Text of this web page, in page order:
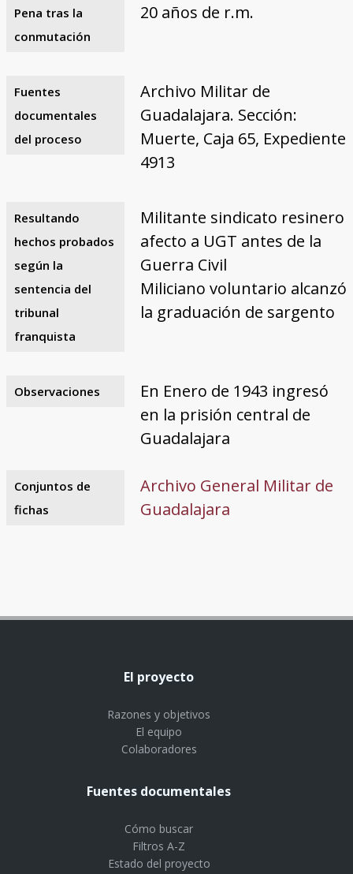
Pena tras la
conmutación
20 años de r.m.
Fuentes
documentales
del proceso
Archivo Militar de
Guadalajara. Sección:
Muerte, Caja 65, Expediente
4913
Resultando
hechos probados
según la
sentencia del
tribunal
franquista
Militante sindicato resinero
afecto a UGT antes de la
Guerra Civil
Miliciano voluntario alcanzó
la graduación de sargento
Observaciones
En Enero de 1943 ingresó
en la prisión central de
Guadalajara
Conjuntos de
fichas
Archivo General Militar de
Guadalajara
El proyecto
Razones y objetivos
El equipo
Colaboradores
Fuentes documentales
Cómo buscar
Filtros A-Z
Estado del proyecto